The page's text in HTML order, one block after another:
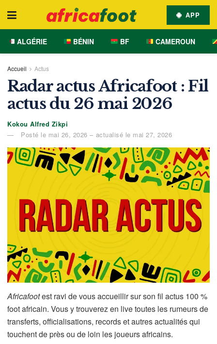
APP
ALGÉRIE BÉNIN BF CAMEROUN
Accueil Actus
Radar actus Africafoot : Fil
actus du 26 mai 2026
Kokou Alfred Zikpi
Posté le mai 26, 2026 – actualisé le mai 27, 2026
Africafootest ravi de vous accueillir sur son fil actus 100 %
foot africain. Vous y trouverez en live toutes les rumeurs de
transferts, officialisations, records et autres actualités qui
touchent de près ou de loin les joueurs africains.